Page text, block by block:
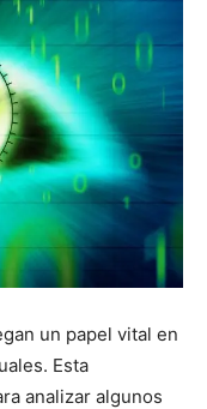
un papel vital en
Esta
analizar algunos